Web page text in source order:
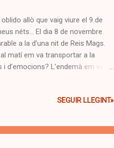
allò que vaig viure el 9 de
néts... El dia 8 de novembre
a la d’una nit de Reis Mags.
matí em va transportar a la
L’endemà em vaig
feia pinta que volgués sortir.
trencava el silenci d’un m...
SEGUIR LLEGINT»